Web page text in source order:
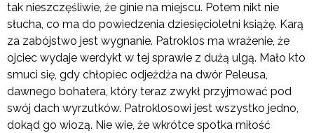
tak nieszczęśliwie, że ginie na miejscu. Potem nikt nie
słucha, co ma do powiedzenia dziesięcioletni książę. Karą
za zabójstwo jest wygnanie. Patroklos ma wrażenie, że
ojciec wydaje werdykt w tej sprawie z dużą ulgą. Mało kto
smuci się, gdy chłopiec odjeżdża na dwór Peleusa,
dawnego bohatera, który teraz zwykł przyjmować pod
swój dach wyrzutków. Patroklosowi jest wszystko jedno,
dokąd go wiozą. Nie wie, że wkrótce spotka miłość